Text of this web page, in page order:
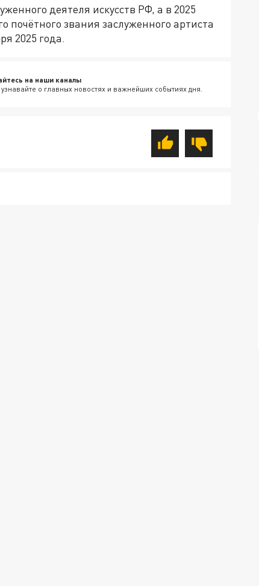
деятеля искусств РФ, а в 2025
почётного звания заслуженного артиста
2025 года.
на наши каналы
о главных новостях и важнейших событиях дня.